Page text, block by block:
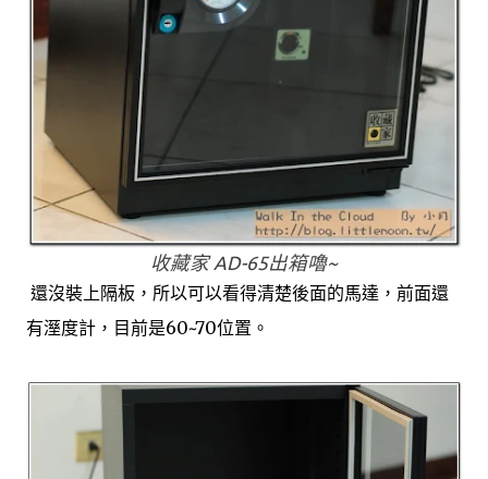
收藏家 AD-65出箱嚕~
還沒裝上隔板，所以可以看得清楚後面的馬達，前面還
有溼度計，目前是60~70位置。